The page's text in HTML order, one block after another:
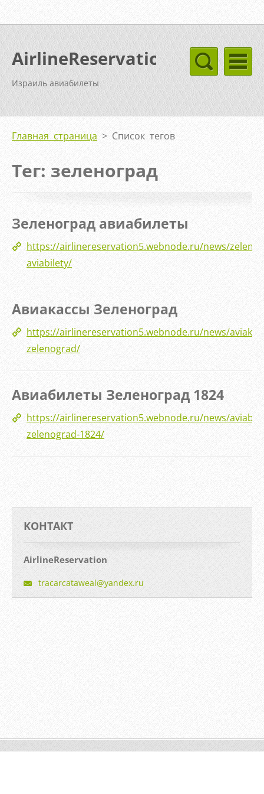
AirlineReservation
Израиль авиабилеты
Главная страница > Список тегов
Тег: зеленоград
Зеленоград авиабилеты
https://airlinereservation5.webnode.ru/news/
aviabilety/
Авиакассы Зеленоград
https://airlinereservation5.webnode.ru/news/
zelenograd/
Авиабилеты Зеленоград 1824
https://airlinereservation5.webnode.ru/news/
zelenograd-1824/
KOНТАКТ
AirlineReservation
tracarcataweal@yandex.ru